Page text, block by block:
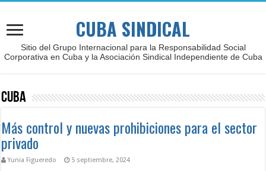
CUBA SINDICAL
Sitio del Grupo Internacional para la Responsabilidad Social
Corporativa en Cuba y la Asociación Sindical Independiente de Cuba
Cuba
Más control y nuevas prohibiciones para el sector
privado
Yunia Figueredo 5 septiembre, 2024